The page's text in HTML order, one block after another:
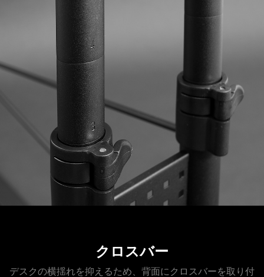
クロスバー
デスクの横揺れを抑えるため、背面にクロスバーを取り付